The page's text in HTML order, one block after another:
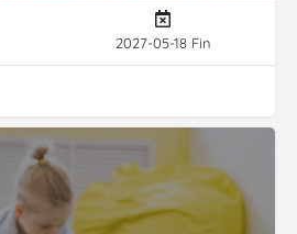
2027-05-18 Fin